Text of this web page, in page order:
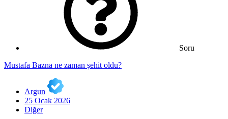
Soru
Mustafa Bazna ne zaman şehit oldu?
Argun
25 Ocak 2026
Diğer